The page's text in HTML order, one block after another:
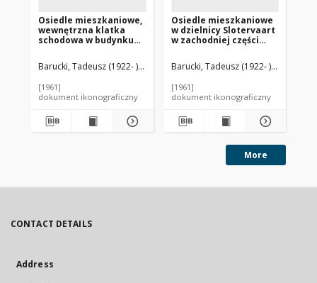
Osiedle mieszkaniowe,
wewnętrzna klatka
schodowa w budynku
Hilversum, Niderlandy
Barucki, Tadeusz (1922- ). Fotograf
[1961]
dokument ikonograficzny
Osiedle mieszkaniowe
w dzielnicy Slotervaart
w zachodniej części
zewnętrznej klatki
schodowej
budynku mieszkalnego
zbudowanego nad
Niderlandy
Barucki, Tadeusz (1922- ). Fotograf
[1961]
dokument ikonograficzny
More
CONTACT DETAILS
Address